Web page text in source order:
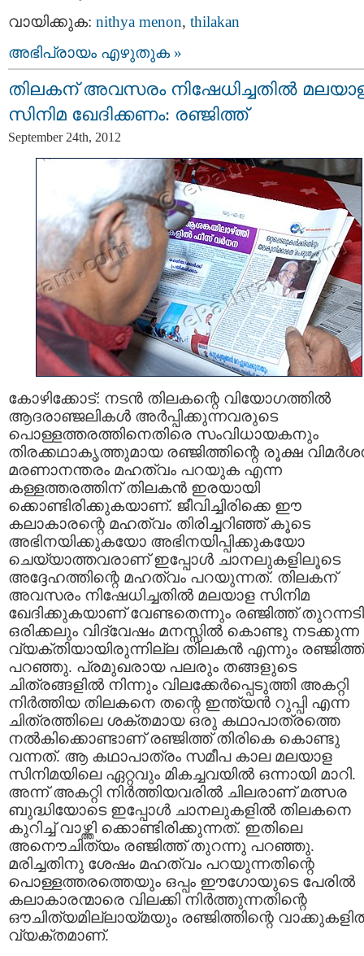
വായിക്കുക: nithya menon, thilakan
അഭിപ്രായം എഴുതുക »
തിലകന് അവസരം നിഷേധിച്ചതില്‍
സിനിമ ഖേദിക്കണം: രഞ്ജിത്ത്
September 24th, 2012
കോഴിക്കോട്: നടന്‍ തിലകന്റെ വിയോഗത്തില്‍
ആദരാഞ്ജലികള്‍ അര്‍പ്പിക്കുന്നവരുടെ
പൊള്ളത്തരത്തിനെതിരെ സംവിധായകനും
തിരക്കഥാകൃത്തുമായ രഞ്ജിത്തിന്റെ രൂക്ഷ
മരണാനന്തരം മഹത്വം പറയുക എന്ന
കള്ളത്തരത്തിന് തിലകന്‍ ഇരയായി
ക്കൊണ്ടിരിക്കുകയാണ്. ജീവിച്ചിരിക്കെ ഈ
കലാകാരന്റെ മഹത്വം തിരിച്ചറിഞ്ഞ് കൂടെ
അഭിനയിക്കുകയോ അഭിനയിപ്പിക്കുകയോ
ചെയ്യാത്തവരാണ് ഇപ്പോള്‍ ചാനലുകളിലൂടെ
അദ്ദേഹത്തിന്റെ മഹത്വം പറയുന്നത്. തിലകന്
അവസരം നിഷേധിച്ചതില്‍ മലയാള സിനിമ
ഖേദിക്കുകയാണ് വേണ്ടതെന്നും രഞ്ജിത്ത്
ഒരിക്കലും വിദ്വേഷം മനസ്സില്‍ കൊണ്ടു നടക്കുന്ന
വ്യക്തിയായിരുന്നില്ല തിലകൻ എന്നും രഞ്ജിത്ത്
പറഞ്ഞു. പ്രമുഖരായ പലരും തങ്ങളുടെ
ചിത്രങ്ങളില്‍ നിന്നും വിലക്കേര്‍പ്പെടുത്തി അകറ്റി
നിര്‍ത്തിയ തിലകനെ തന്റെ ഇന്ത്യന്‍ റുപ്പി എന്ന
ചിത്രത്തിലെ ശക്തമായ ഒരു കഥാപാത്രത്തെ
നല്‍കിക്കൊണ്ടാണ് രഞ്ജിത്ത് തിരികെ കൊണ്ടു
വന്നത്. ആ കഥാപാത്രം സമീപ കാല മലയാള
സിനിമയിലെ ഏറ്റവും മികച്ചവയില്‍ ഒന്നായി മാറി.
അന്ന് അകറ്റി നിര്‍ത്തിയവരില്‍ ചിലരാണ് മത്സര
ബുദ്ധിയോടെ ഇപ്പോള്‍ ചാനലുകളില്‍ തിലകനെ
കുറിച്ച് വാഴ്ത്തി ക്കൊണ്ടിരിക്കുന്നത്. ഇതിലെ
അനൌചിത്യം രഞ്ജിത്ത് തുറന്നു പറഞ്ഞു.
മരിച്ചതിനു ശേഷം മഹത്വം പറയുന്നതിന്റെ
പൊള്ളത്തരത്തെയും ഒപ്പം ഈഗോയുടെ പേരില്‍
കലാകാരന്മാരെ വിലക്കി നിര്‍ത്തുന്നതിന്റെ
ഔചിത്യമില്ലായ്മയും രഞ്ജിത്തിന്റെ
വ്യക്തമാണ്.